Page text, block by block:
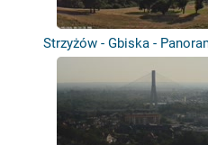
Strzyżów - Gbiska -